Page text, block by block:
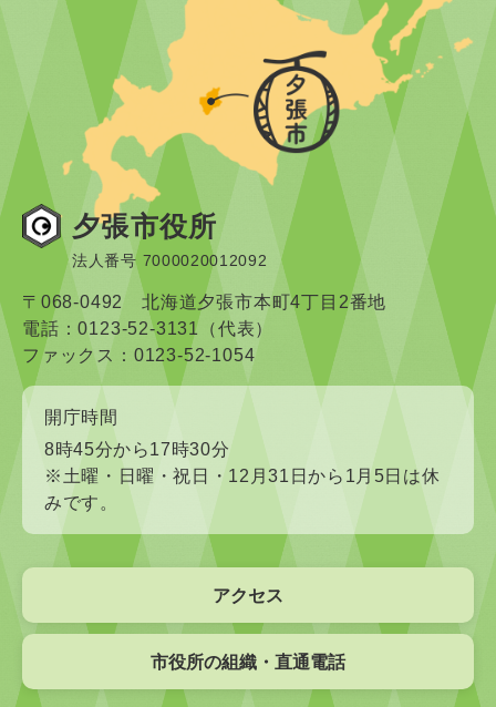
夕張市役所
法人番号 7000020012092
〒068-0492 北海道夕張市本町4丁目2番地
電話：0123-52-3131（代表）
ファックス：0123-52-1054
開庁時間
8時45分から17時30分
※土曜・日曜・祝日・12月31日から1月5日は休
みです。
アクセス
市役所の組織・直通電話